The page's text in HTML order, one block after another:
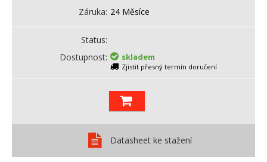
Záruka 24 Měsíce
Status
Dostupnost
skladem
Zjistit přesný termín doručení
Datasheet ke stažení